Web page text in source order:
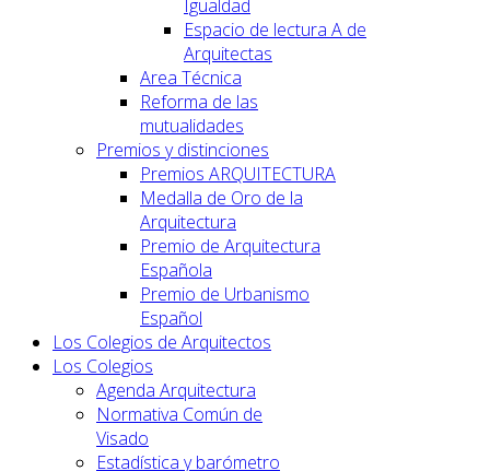
Igualdad
Espacio de lectura A de
Arquitectas
Area Técnica
Reforma de las
mutualidades
Premios y distinciones
Premios ARQUITECTURA
Medalla de Oro de la
Arquitectura
Premio de Arquitectura
Española
Premio de Urbanismo
Español
Los Colegios de Arquitectos
Los Colegios
Agenda Arquitectura
Normativa Común de
Visado
Estadística y barómetro